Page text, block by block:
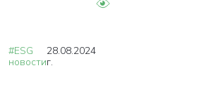
#ESG
новости
28.08.2024
г.